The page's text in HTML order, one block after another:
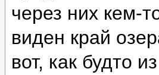
через них кем-
виден край
вот, как будто